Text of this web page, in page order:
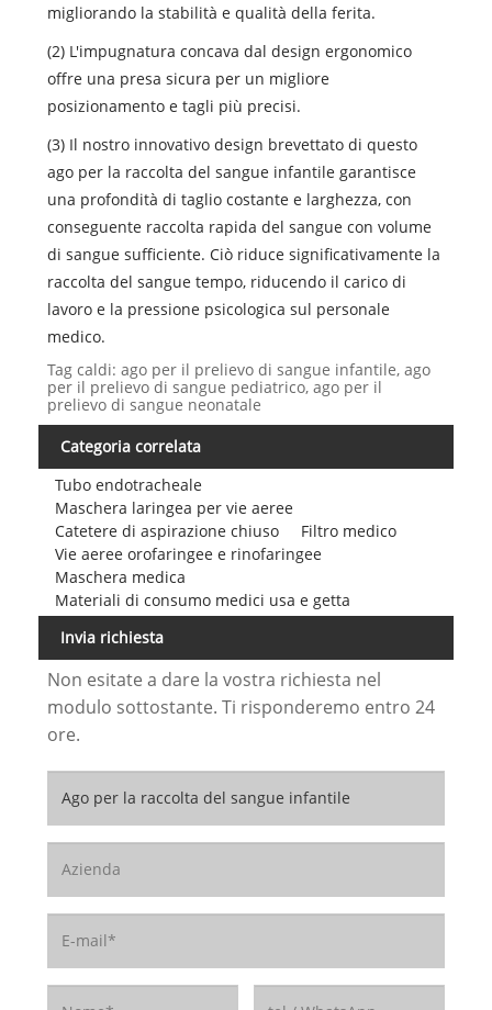
migliorando la stabilità e qualità della ferita.
(2) L'impugnatura concava dal design ergonomico
offre una presa sicura per un migliore
posizionamento e tagli più precisi.
(3) Il nostro innovativo design brevettato di questo
ago per la raccolta del sangue infantile garantisce
una profondità di taglio costante e larghezza, con
conseguente raccolta rapida del sangue con volume
di sangue sufficiente. Ciò riduce significativamente la
raccolta del sangue tempo, riducendo il carico di
lavoro e la pressione psicologica sul personale
medico.
Tag caldi: ago per il prelievo di sangue infantile, ago
per il prelievo di sangue pediatrico, ago per il
prelievo di sangue neonatale
Categoria correlata
Tubo endotracheale
Maschera laringea per vie aeree
Catetere di aspirazione chiuso
Filtro medico
Vie aeree orofaringee e rinofaringee
Maschera medica
Materiali di consumo medici usa e getta
Invia richiesta
Non esitate a dare la vostra richiesta nel
modulo sottostante. Ti risponderemo entro 24
ore.